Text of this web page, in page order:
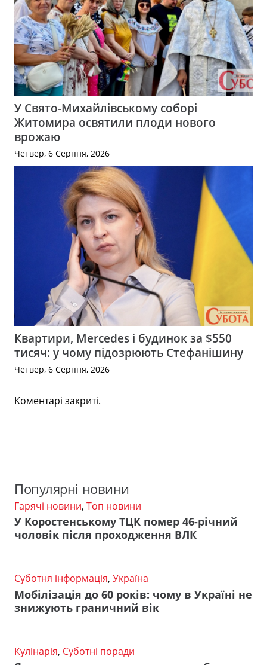
У Свято-Михайлівському соборі
Житомира освятили плоди нового
врожаю
Четвер, 6 Серпня, 2026
Квартири, Mercedes і будинок за $550
тисяч: у чому підозрюють Стефанішину
Четвер, 6 Серпня, 2026
Коментарі закриті.
Популярні новини
Гарячі новини, Топ новини
У Коростенському ТЦК помер 46-річний
чоловік після проходження ВЛК
Суботня інформація, Україна
Мобілізація до 60 років: чому в Україні не
знижують граничний вік
Кулінарія, Суботні поради